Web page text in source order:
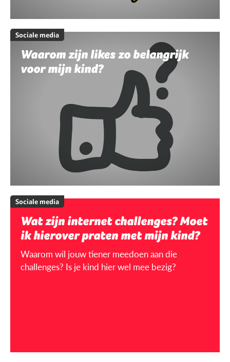
Sociale media
Waarom zijn likes zo belangrijk
voor mijn kind?
Sociale media
Wat zijn internet challenges? Moet
ik hierover praten met mijn kind?
Waarom wil jouw tiener meedoen aan die
challenges? Is je kind hier wel mee bezig?